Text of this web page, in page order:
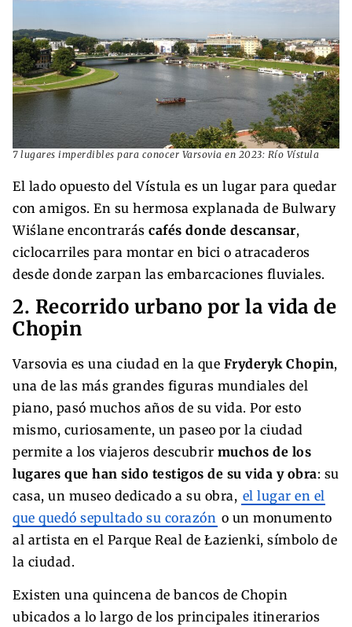
7 lugares imperdibles para conocer Varsovia en 2023: Río Vístula
El lado opuesto del Vístula es un lugar para quedar
con amigos. En su hermosa explanada de Bulwary
Wiślane encontrarás cafés donde descansar,
ciclocarriles para montar en bici o atracaderos
desde donde zarpan las embarcaciones fluviales.
2. Recorrido urbano por la vida de
Chopin
Varsovia es una ciudad en la que Fryderyk Chopin,
una de las más grandes figuras mundiales del
piano, pasó muchos años de su vida. Por esto
mismo, curiosamente, un paseo por la ciudad
permite a los viajeros descubrir muchos de los
lugares que han sido testigos de su vida y obra: su
casa, un museo dedicado a su obra, el lugar en el
que quedó sepultado su corazón o un monumento
al artista en el Parque Real de Łazienki, símbolo de
la ciudad.
Existen una quincena de bancos de Chopin
ubicados a lo largo de los principales itinerarios